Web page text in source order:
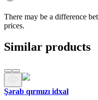
There may be a difference
prices.
Similar products
Şərab qırmızı idxal